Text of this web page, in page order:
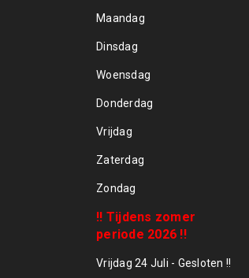
Maandag
Dinsdag
Woensdag
Donderdag
Vrijdag
Zaterdag
Zondag
!! Tijdens zomer
periode 2026 !!
Vrijdag 24 Juli - Gesloten !!